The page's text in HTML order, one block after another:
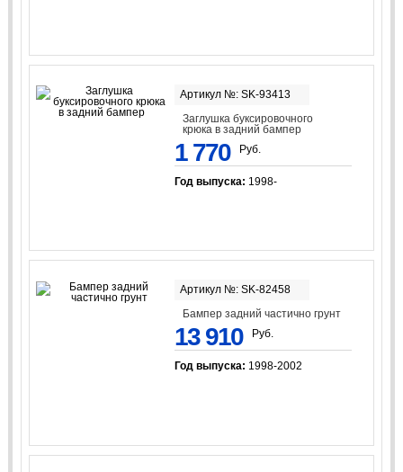
Артикул №: SK-93413
Заглушка буксировочного
крюка в задний бампер
1 770 Руб.
Год выпуска: 1998-
Артикул №: SK-82458
Бампер задний частично грунт
13 910 Руб.
Год выпуска: 1998-2002